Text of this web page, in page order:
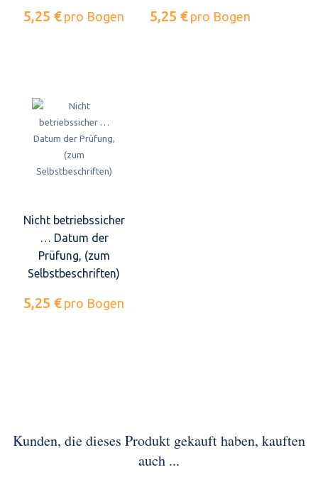
5,25 € pro Bogen 5,25 € pro Bogen
Nicht betriebssicher
… Datum der
Prüfung, (zum
Selbstbeschriften)
5,25 € pro Bogen
Kunden, die dieses Produkt gekauft haben, kauften
auch ...